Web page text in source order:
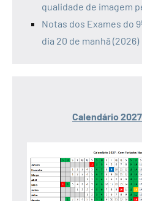
qualidade de imagem
Notas dos Exames do
dia 20 de manhã (2026)
Calendário